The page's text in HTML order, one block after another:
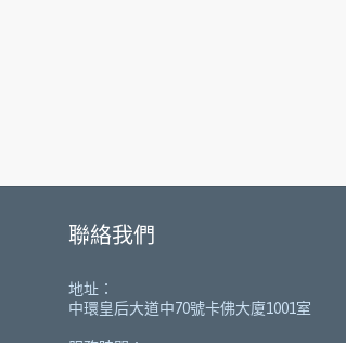
聯絡我們
地址：
中環皇后大道中70號卡佛大廈1001室